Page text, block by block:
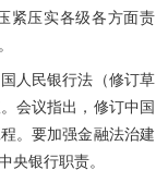
紧压实各级各方面责
人民银行法（修订草
会议指出，修订中国
。要加强金融法治建
央银行职责。